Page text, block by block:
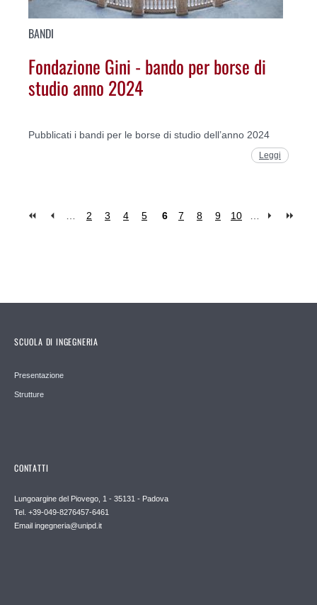
BANDI
Fondazione Gini - bando per borse di
studio anno 2024
Pubblicati i bandi per le borse di studio dell’anno 2024
Leggi
… 2 3 4 5 6 7 8 9 10 …
SCUOLA DI INGEGNERIA
Presentazione
Strutture
CONTATTI
Lungoargine del Piovego, 1 - 35131 - Padova
Tel. +39-049-8276457-6461
Email ingegneria@unipd.it